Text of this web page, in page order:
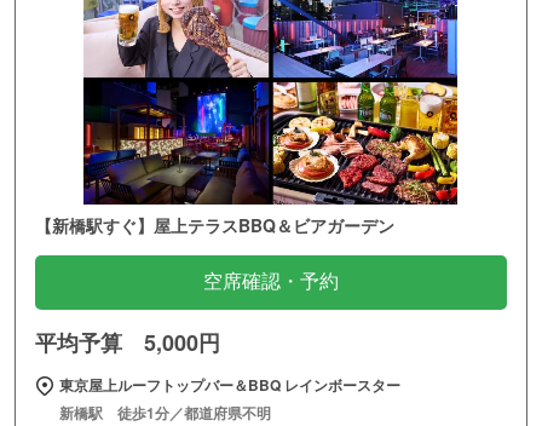
【新橋駅すぐ】屋上テラスBBQ＆ビアガーデン
空席確認・予約
平均予算 5,000円
東京屋上ルーフトップバー＆BBQ レインボースター
新橋駅 徒歩1分／都道府県不明